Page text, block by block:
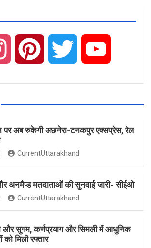
s
a
g
r
n
e
r
e
i
t
e
r
u
T
u
e
पर अब रुकेगी अछनेरा-टनकपुर एक्सप्रेस, रेल
CurrentUttarakhand
अनमैप्ड मतदाताओं की सुनवाई जारी- सीईओ
CurrentUttarakhand
और सुगम, कर्णप्रयाग और सिमली में आधुनिक
को मिली रफ्तार